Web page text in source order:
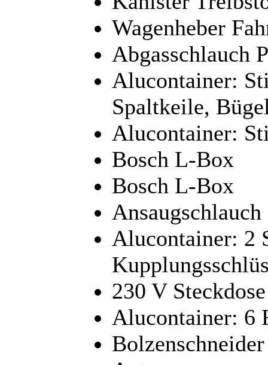
Wagenheber
Abgasschlauch
Alucontainer:
Spaltkeile,
Alucontainer:
Bosch L-Box
Bosch L-Box
Ansaugschlauch
Alucontainer: 2
230 V
Alucontainer: 6
Bolzenschneider